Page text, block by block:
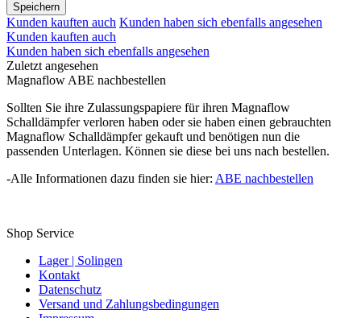
Speichern
Kunden kauften auch Kunden haben sich ebenfalls angesehen
Kunden kauften auch
Kunden haben sich ebenfalls angesehen
Zuletzt angesehen
Magnaflow ABE nachbestellen
Sollten Sie ihre Zulassungspapiere für ihren Magnaflow
Schalldämpfer verloren haben oder sie haben einen gebrauchten
Magnaflow Schalldämpfer gekauft und benötigen nun die
passenden Unterlagen. Können sie diese bei uns nach bestellen.
-Alle Informationen dazu finden sie hier: ABE nachbestellen
Shop Service
Lager | Solingen
Kontakt
Datenschutz
Versand und Zahlungsbedingungen